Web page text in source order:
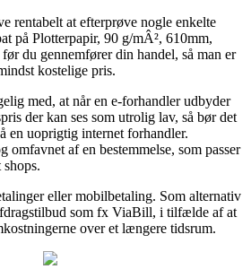
rentabelt at efterprøve nogle enkelte
på Plotterpapir, 90 g/mÂ², 610mm,
du gennemfører din handel, så man er
kostelige pris.
med, at når en e-forhandler udbyder
der kan ses som utrolig lav, så bør det
en uoprigtig internet forhandler.
omfavnet af en bestemmelse, som passer
eller mobilbetaling. Som alternativ
som fx ViaBill, i tilfælde af at
over et længere tidsrum.